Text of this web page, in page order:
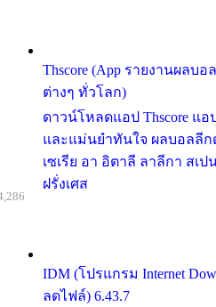
Thscore (App รายงานผลบ
ต่างๆ ทั่วโลก)
ดาวน์โหลดแอป Thscore แ
และแม่นยำทันใจ ผลบอลลีก
เซเรีย อา อิตาลี ลาลีกา สเ
ฝรั่งเศส
IDM (โปรแกรม Internet
ลดไฟล์) 6.43.7